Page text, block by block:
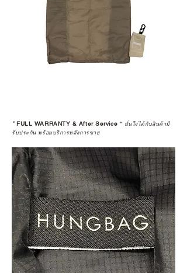
*FULL WARRANTY & After Service * มั่นใจได้กับสินค้ามี
รับประกัน พร้อมบริการหลังการขาย